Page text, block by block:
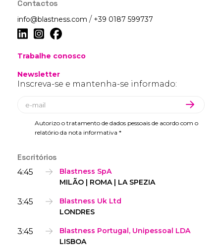
Contactos
info@blastness.com / +39 0187 599737
Trabalhe conosco
Newsletter
Inscreva-se e mantenha-se informado:
Autorizo o tratamento de dados pessoais de acordo com o
relatório da nota informativa *
Escritórios
4:45
Blastness SpA
MILÃO | ROMA | LA SPEZIA
3:45
Blastness Uk Ltd
LONDRES
3:45
Blastness Portugal, Unipessoal LDA
LISBOA